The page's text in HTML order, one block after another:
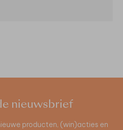
nieuwsbrief
producten, (win)acties en